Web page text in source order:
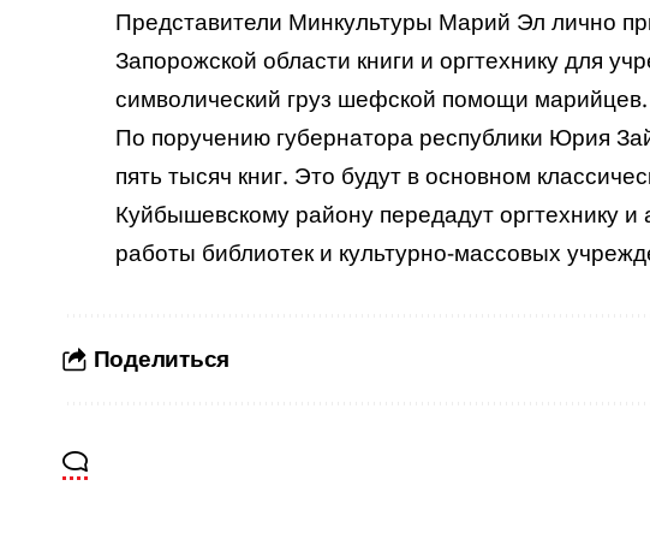
Представители Минкультуры Марий Эл лично
Запорожской области книги и оргтехнику для
символический груз шефской помощи марийцев.
По поручению губернатора республики Юрия
пять тысяч книг. Это будут в основном
Куйбышевскому району передадут оргтехнику
работы библиотек и культурно-массовых
Поделиться